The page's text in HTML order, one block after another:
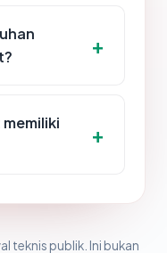
teknis publik. Ini bukan